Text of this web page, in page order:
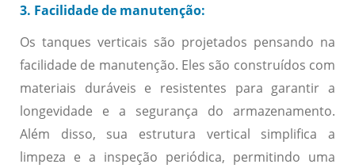
3. Facilidade de manutenção:
Os tanques verticais são projetados pensando na
facilidade de manutenção. Eles são construídos com
materiais duráveis e resistentes para garantir a
longevidade e a segurança do armazenamento.
Além disso, sua estrutura vertical simplifica a
limpeza e a inspeção periódica, permitindo uma